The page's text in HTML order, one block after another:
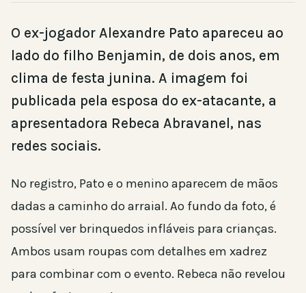
O ex-jogador Alexandre Pato apareceu ao
lado do filho Benjamin, de dois anos, em
clima de festa junina. A imagem foi
publicada pela esposa do ex-atacante, a
apresentadora Rebeca Abravanel, nas
redes sociais.
No registro, Pato e o menino aparecem de mãos
dadas a caminho do arraial. Ao fundo da foto, é
possível ver brinquedos infláveis para crianças.
Ambos usam roupas com detalhes em xadrez
para combinar com o evento. Rebeca não revelou